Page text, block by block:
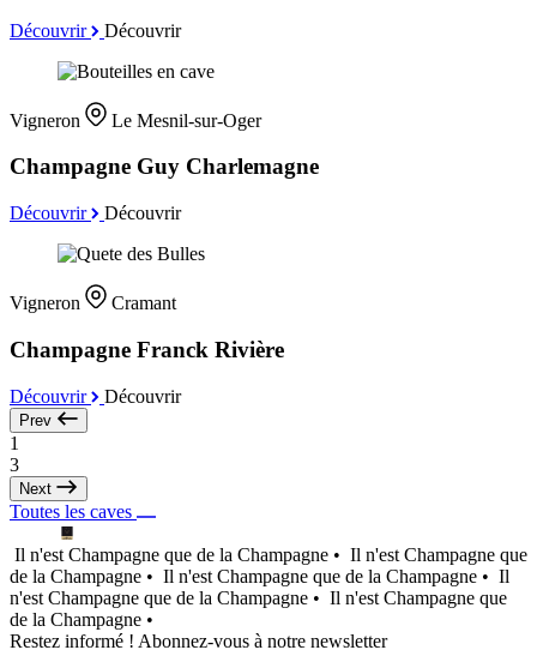
Découvrir Découvrir
Vigneron Le Mesnil-sur-Oger
Champagne Guy Charlemagne
Découvrir Découvrir
Vigneron Cramant
Champagne Franck Rivière
Découvrir Découvrir
Prev
1
3
Next
Toutes les caves
Il n'est Champagne que de la Champagne • Il n'est Champagne que
de la Champagne • Il n'est Champagne que de la Champagne • Il
n'est Champagne que de la Champagne • Il n'est Champagne que
de la Champagne •
Restez informé ! Abonnez-vous à notre newsletter